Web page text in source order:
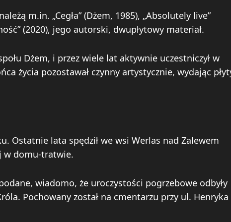
m.in. „Cegła” (Dżem, 1985), „Absolutely live”
(2020), jego autorski, dwupłytowy materiał.
Dżem, i przez wiele lat aktywnie uczestniczył w
życia pozostawał czynny artystycznie, wydając
Ostatnie lata spędził we wsi Werlas nad Zalewem
w domu-tratwie.
wiadomo, że uroczystości pogrzebowe odbyły
Pochowany został na cmentarzu przy ul. Henryka